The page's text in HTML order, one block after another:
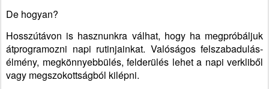
De hogyan?
Hosszútávon is hasznunkra válhat, hogy ha megpróbáljuk
átprogramozni napi rutinjainkat. Valóságos felszabadulás-
élmény, megkönnyebbülés, felderülés lehet a napi verkliből
vagy megszokottságból kilépni.